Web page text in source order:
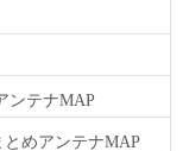
ンテナMAP
めアンテナMAP